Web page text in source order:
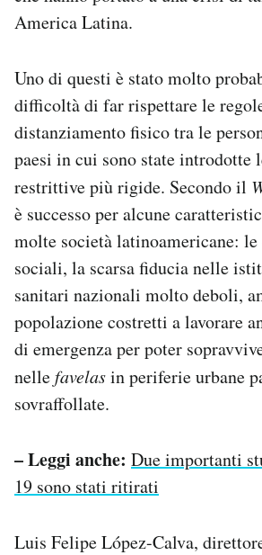
America Latina.
Uno di questi è stato molto
difficoltà di far rispettare le
distanziamento fisico tra le
paesi in cui sono state introdotte
restrittive più rigide. Secondo il
è successo per alcune
molte società latinoamericane:
sociali, la scarsa fiducia nelle
sanitari nazionali molto deboli,
popolazione costretti a lavorare
di emergenza per poter
nellefavelasin periferie urbane
sovraffollate.
– Leggi anche: Due importanti
19 sono stati ritirati
Luis Felipe López-Calva,